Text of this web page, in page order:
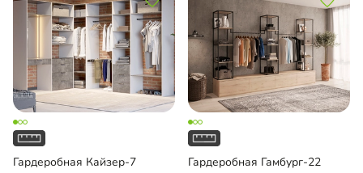
Гардеробная Кайзер-7 Гардеробная Гамбург-22